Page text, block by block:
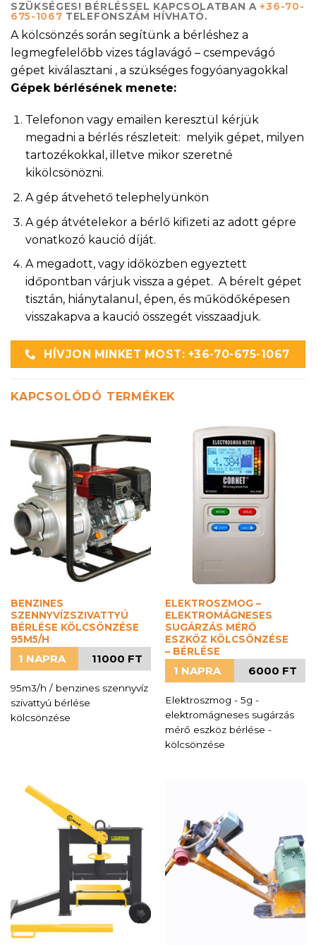
SZÜKSÉGES! BÉRLÉSSEL KAPCSOLATBAN A+36-70-
675-1067 TELEFONSZÁM HÍVHATÓ.
A kölcsönzés során segítünk a bérléshez a
legmegfelelőbb vizes táglavágó – csempevágó
gépet kiválasztani , a szükséges fogyóanyagokkal
Gépek bérlésének menete:
Telefonon vagy emailen keresztül kérjük
megadni a bérlés részleteit: melyik gépet, milyen
tartozékokkal, illetve mikor szeretné
kikölcsönözni.
A gép átvehető telephelyünkön
A gép átvételekor a bérlő kifizeti az adott gépre
vonatkozó kaució díját.
A megadott, vagy időközben egyeztett
időpontban várjuk vissza a gépet. A bérelt gépet
tisztán, hiánytalanul, épen, és működőképesen
visszakapva a kaució összegét visszaadjuk.
HÍVJON MINKET MOST: +36-70-675-1067
KAPCSOLÓDÓ TERMÉKEK
BENZINES
SZENNYVÍZSZIVATTYÚ
BÉRLÉSE KÖLCSÖNZÉSE
95M5/H
1 NAPRA 11000 FT
95m3/h / benzines szennyvíz
szivattyú bérlése
kölcsönzése
ELEKTROSZMOG –
ELEKTROMÁGNESES
SUGÁRZÁS MÉRŐ
ESZKÖZ KÖLCSÖNZÉSE
– BÉRLÉSE
1 NAPRA 6000 FT
Elektroszmog - 5g -
elektromágneses sugárzás
mérő eszköz bérlése -
kölcsönzése